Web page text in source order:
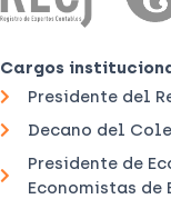
Cargos
Presidente del
Decano del
Presidente de
Economistas de